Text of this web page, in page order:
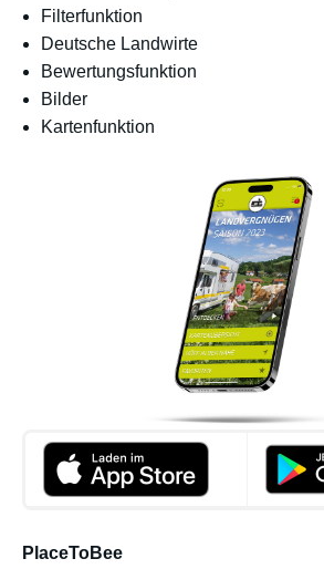
Filterfunktion
Deutsche Landwirte
Bewertungsfunktion
Bilder
Kartenfunktion
PlaceToBee